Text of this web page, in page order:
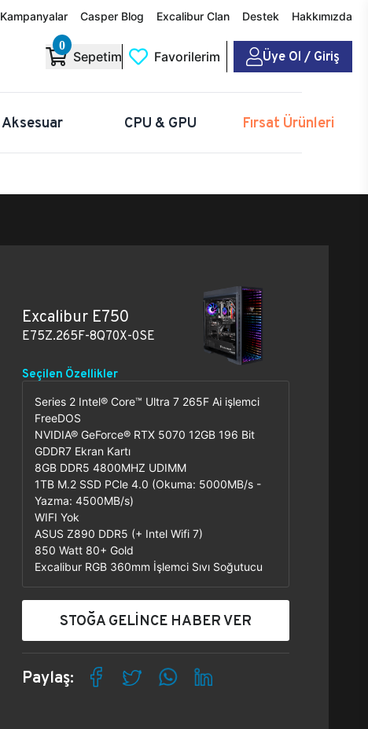
Kampanyalar Casper Blog Excalibur Clan Destek Hakkımızda
0
Sepetim Favorilerim Üye Ol / Giriş
Aksesuar CPU & GPU Fırsat Ürünleri
Excalibur E750
E75Z.265F-8Q70X-0SE
Seçilen Özellikler
Series 2 Intel® Core™ Ultra 7 265F Ai işlemci
FreeDOS
NVIDIA® GeForce® RTX 5070 12GB 196 Bit
GDDR7 Ekran Kartı
8GB DDR5 4800MHZ UDIMM
1TB M.2 SSD PCle 4.0 (Okuma: 5000MB/s -
Yazma: 4500MB/s)
WIFI Yok
ASUS Z890 DDR5 (+ Intel Wifi 7)
850 Watt 80+ Gold
Excalibur RGB 360mm İşlemci Sıvı Soğutucu
STOĞA GELİNCE HABER VER
Paylaş: